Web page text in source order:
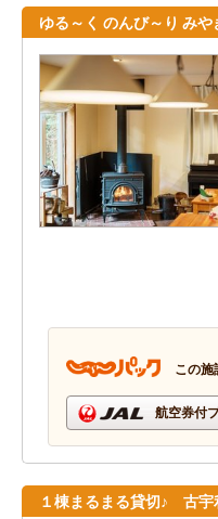
ゆる～く のんび～り み
この施
航空券付
１棟まるまる貸切♪ 古